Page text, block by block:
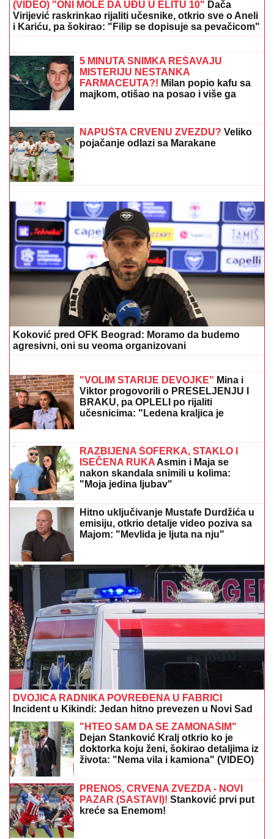
ZA SOCIJALNI RAD" Verica
Rakočević na početku karijere prošla
kroz pakao, ove reč i danas joj
decu"
RECEPT ZA ZDRAVU STAROST:
Naučnici otkrili kako sačuvati snagu i
bistrinu uma
(VIDEO) "ONI MOLE DA UĐU U ELITU 10"Dača
Virijević raskrinkao rijaliti učesnike, otkrio sve o Aneli
i Kariću, pa šokirao: "Filip se dopisuje sa pevačicom"
BORA SANTANA IMA OZBILJAN
BIZNIS ZA KOJI SE MALO ZNAPored
rijalitija i voditeljstva novac mu kaplje i
od ovog posla: "Ljudi mi dolaze
svakodnevno"
5 MINUTA SNIMKA REŠAVAJU
FARMACEUTA?!Milan popio kafu sa
majkom, otišao na posao i više ga
NIKO NIJE VIDEO: Supruzi je poslao
OVU poruku (FOTO)
PILEĆA SUPA SA POVRĆEM I KNEDLAMA:Domaća i
puna ukusa
NAPUŠTA CRVENU ZVEZDU?Veliko
pojačanje odlazi sa Marakane
VRUĆA TEMA U NEMAČKOJ:
Zamena
kancelara posle samo godinu dana,
Mercu ne veruju ni njegovi
Koković pred OFK Beograd: Moramo da budemo
agresivni, oni su veoma organizovani